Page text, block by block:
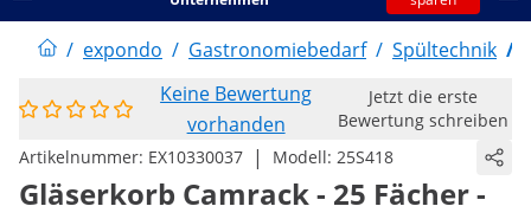
/ expondo / Gastronomiebedarf / Spültechnik /
Keine Bewertung
vorhanden
Jetzt die erste
Bewertung schreiben
Artikelnummer: EX10330037 | Modell: 25S418
Gläserkorb Camrack - 25 Fächer -